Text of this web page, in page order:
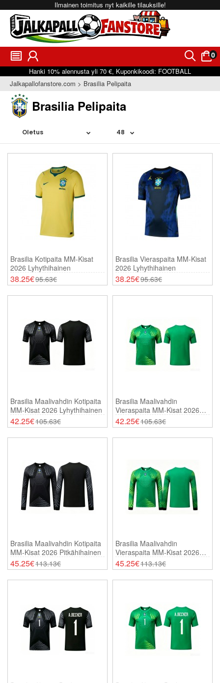
Ilmainen toimitus nyt kaikille tilauksille!
󰂩 󰃳 󰂨 0
󰃠
Hanki 10% alennusta yli 70 €, Kuponkikoodi: FOOTBALL
Jalkapallofanstore.com
Brasilia Pelipaita
Brasilia Pelipaita
Brasilia Kotipaita MM-Kisat
2026 Lyhythihainen
38.25€95.63€
Brasilia Vieraspaita MM-Kisat
2026 Lyhythihainen
38.25€95.63€
Brasilia Maalivahdin Kotipaita
MM-Kisat 2026 Lyhythihainen
42.25€105.63€
Brasilia Maalivahdin
Vieraspaita MM-Kisat 2026
Lyhythihainen
42.25€105.63€
Brasilia Maalivahdin Kotipaita
MM-Kisat 2026 Pitkähihainen
45.25€113.13€
Brasilia Maalivahdin
Vieraspaita MM-Kisat 2026
Pitkähihainen
45.25€113.13€